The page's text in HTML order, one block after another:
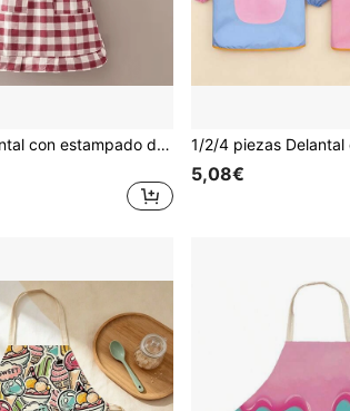
1 pieza Delantal con estampado de cuadros al estilo europeo y americano con ribete de encaje, adecuado para el trabajo, la pintura y la cocina
5,08€